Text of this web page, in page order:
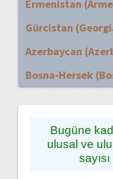
Ermenistan
Gürcistan
Azerbaycan
Bosna-Hersek
Bugüne
ulusal ve